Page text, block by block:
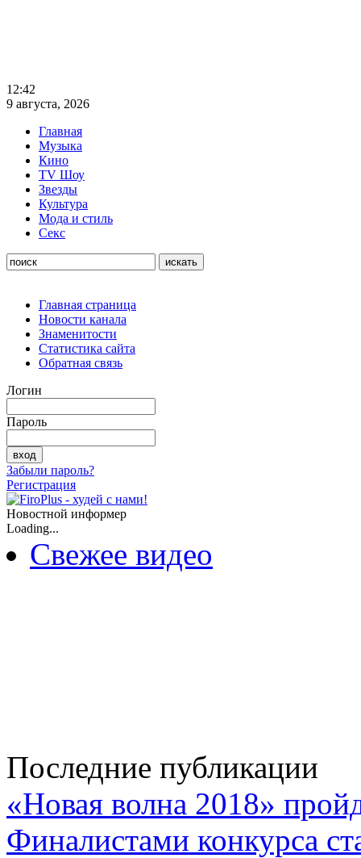
12:42
9 августа, 2026
Главная
Музыка
Кино
TV Шоу
Звезды
Культура
Мода и стиль
Секс
Главная страница
Новости канала
Знаменитости
Статистика сайта
Обратная связь
Логин
Пароль
Забыли пароль?
Регистрация
Новостной информер
Loading...
Свежее видео
Последние публикации
«Новая волна 2018»
Финалистами конкурса